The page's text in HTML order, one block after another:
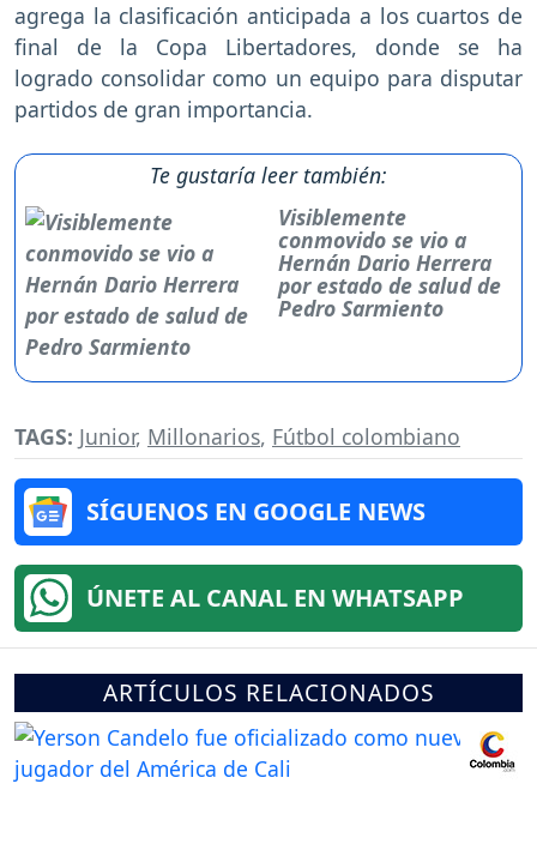
agrega la clasificación anticipada a los cuartos de
final de la Copa Libertadores, donde se ha
logrado consolidar como un equipo para disputar
partidos de gran importancia.
Te gustaría leer también:
Visiblemente
conmovido se vio a
Hernán Dario Herrera
por estado de salud de
Pedro Sarmiento
TAGS: Junior, Millonarios, Fútbol colombiano
SÍGUENOS EN GOOGLE NEWS
ÚNETE AL CANAL EN WHATSAPP
ARTÍCULOS RELACIONADOS